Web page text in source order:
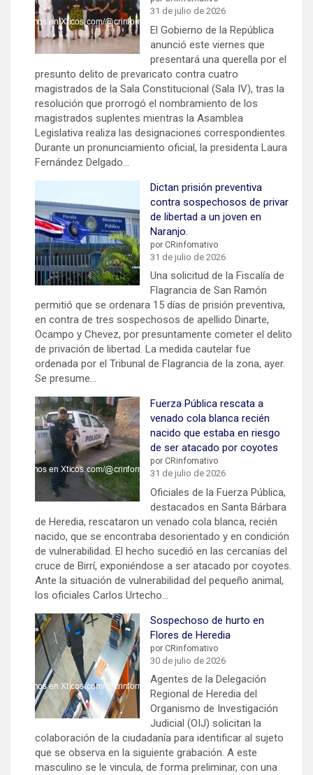
31 de julio de 2026
El Gobierno de la República
anunció este viernes que
presentará una querella por el
presunto delito de prevaricato contra cuatro
magistrados de la Sala Constitucional (Sala IV), tras la
resolución que prorrogó el nombramiento de los
magistrados suplentes mientras la Asamblea
Legislativa realiza las designaciones correspondientes.
Durante un pronunciamiento oficial, la presidenta Laura
Fernández Delgado…
Dictan prisión preventiva
contra sospechosos de privar
de libertad a un joven en
Naranjo.
por CRinfomativo
31 de julio de 2026
Una solicitud de la Fiscalía de
Flagrancia de San Ramón
permitió que se ordenara 15 días de prisión preventiva,
en contra de tres sospechosos de apellido Dinarte,
Ocampo y Chevez, por presuntamente cometer el delito
de privación de libertad. La medida cautelar fue
ordenada por el Tribunal de Flagrancia de la zona, ayer.
Se presume…
Fuerza Pública rescata a
venado cola blanca recién
nacido que estaba en riesgo
de ser atacado por coyotes
por CRinfomativo
31 de julio de 2026
Oficiales de la Fuerza Pública,
destacados en Santa Bárbara
de Heredia, rescataron un venado cola blanca, recién
nacido, que se encontraba desorientado y en condición
de vulnerabilidad. El hecho sucedió en las cercanías del
cruce de Birrí, exponiéndose a ser atacado por coyotes.
Ante la situación de vulnerabilidad del pequeño animal,
los oficiales Carlos Urtecho…
Sospechoso de hurto en
Flores de Heredia
por CRinfomativo
30 de julio de 2026
Agentes de la Delegación
Regional de Heredia del
Organismo de Investigación
Judicial (OIJ) solicitan la
colaboración de la ciudadanía para identificar al sujeto
que se observa en la siguiente grabación. A este
masculino se le vincula, de forma preliminar, con una